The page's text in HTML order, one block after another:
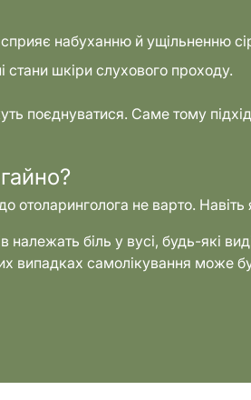
набуханню й ущільненню
стани шкіри слухового проходу.
поєднуватися. Саме тому підхід
до отоларинголога не варто.
біль у вусі, будь-які
випадках самолікування може